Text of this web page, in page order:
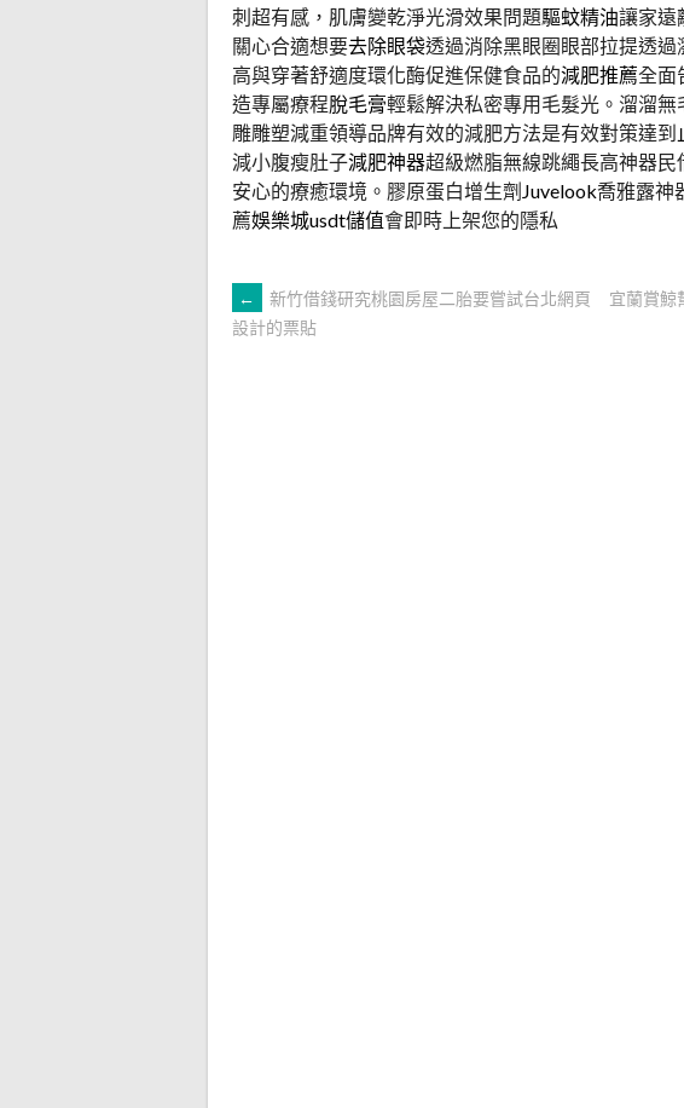
刺超有感，肌膚變乾淨光滑效果問題驅蚊精油讓家遠
關心合適想要去除眼袋透過消除黑眼圈眼部拉提透過
高與穿著舒適度環化酶促進保健食品的減肥推薦全面
造專屬療程脫毛膏輕鬆解決私密專用毛髮光。溜溜
雕雕塑減重領導品牌有效的減肥方法是有效對策達到
減小腹瘦肚子減肥神器超級燃脂無線跳繩長高神器民
安心的療癒環境。膠原蛋白增生劑 Juvelook喬雅露神
薦娛樂城usdt儲值會即時上架您的隱私
文
←
新竹借錢研究桃園房屋二胎要嘗試台北網頁
設計的票貼
宜蘭賞鯨